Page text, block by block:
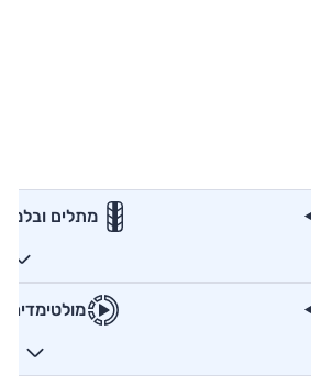
מתלים ובלמים
מולטימדיה